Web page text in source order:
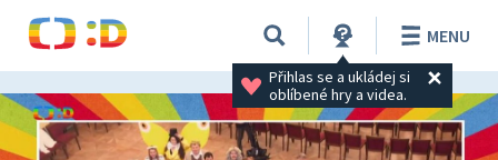
Přihlas se a ukládej si
oblíbené hry a videa.
MENU